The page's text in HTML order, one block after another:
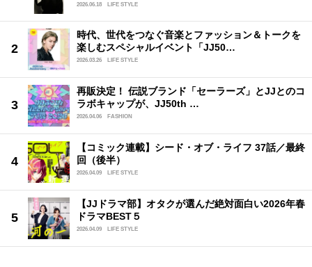
2026.06.18
LIFE STYLE
時代、世代をつなぐ音楽とファッション＆トークを
楽しむスペシャルイベント「JJ50…
2026.03.26 LIFE STYLE
再販決定！ 伝説ブランド「セーラーズ」とJJとのコ
ラボキャップが、JJ50th …
2026.04.06 FASHION
【コミック連載】シード・オブ・ライフ 37話／最終
回（後半）
2026.04.09 LIFE STYLE
【JJドラマ部】オタクが選んだ絶対面白い2026年春
ドラマBEST５
2026.04.09 LIFE STYLE